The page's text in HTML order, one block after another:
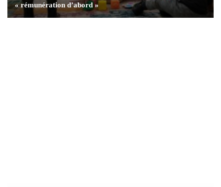
« rémunération d’abord »